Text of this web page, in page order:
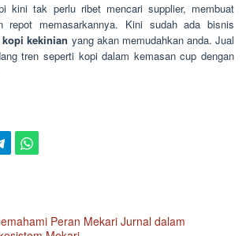
kini tak perlu ribet mencari supplier, membuat
repot memasarkannya. Kini sudah ada bisnis
kekinian yang akan memudahkan anda. Jual
tren seperti kopi dalam kemasan cup dengan
Peran Mekari Jurnal dalam